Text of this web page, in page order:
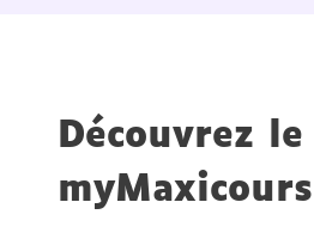
Découvrez
myMaxicours